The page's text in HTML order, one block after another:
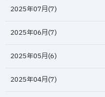
2025年07月(7)
2025年06月(7)
2025年05月(6)
2025年04月(7)